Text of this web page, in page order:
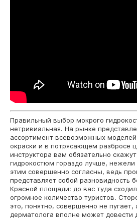
Правильный выбор мокрого
нетривиальная. На рынке
ассортимент всевозможных
окраски и в потрясающем разбросе
инструктора вам обязательно
гидрокостюм гораздо лучше,
этим совершенно согласны, ведь
представляет собой разновидность
Красной площади: до вас туда
огромное количество туристов.
это, понятно, совершенно не пугает,
дерматолога вполне может довести